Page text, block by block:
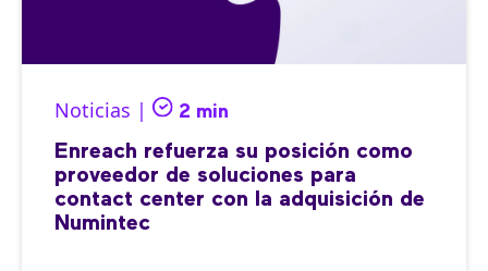
Noticias | 2 min
Enreach refuerza su posición como
proveedor de soluciones para
contact center con la adquisición de
Numintec